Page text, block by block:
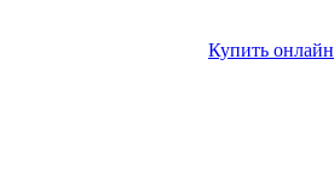
Купить онлайн